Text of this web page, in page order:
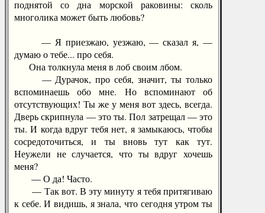
поднятой со дна морской раковины: сколь
многолика может быть любовь?
— Я приезжаю, уезжаю, — сказал я, —
думаю о тебе... про себя.
Она толкнула меня в лоб своим лбом.
— Дурачок, про себя, значит, ты только
вспоминаешь обо мне. Но вспоминают об
отсутствующих! Ты же у меня вот здесь, всегда.
Дверь скрипнула — это ты. Пол затрещал — это
ты. И когда вдруг тебя нет, я замыкаюсь, чтобы
сосредоточиться, и ты вновь тут как тут.
Неужели не случается, что ты вдруг хочешь
меня?
— О да! Часто.
— Так вот. В эту минуту я тебя притягиваю
к себе. И видишь, я знала, что сегодня утром ты